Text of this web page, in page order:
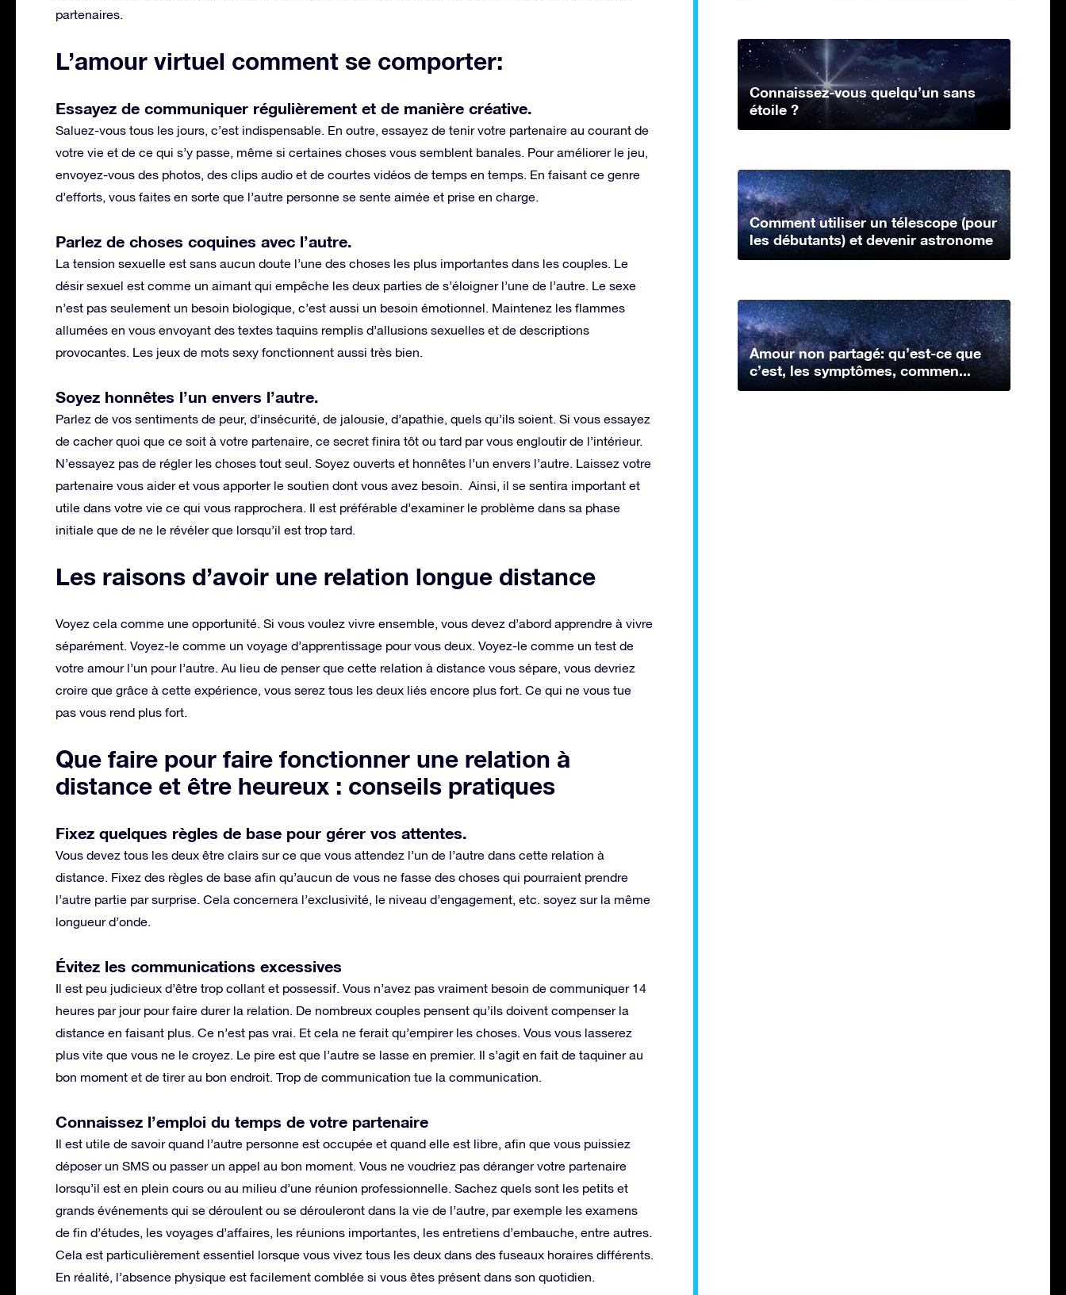
partenaires.
L’amour virtuel comment se comporter:
Essayez de communiquer régulièrement et de manière créative.
Saluez-vous tous les jours, c’est indispensable. En outre, essayez de tenir votre partenaire au courant de
votre vie et de ce qui s’y passe, même si certaines choses vous semblent banales. Pour améliorer le jeu,
envoyez-vous des photos, des clips audio et de courtes vidéos de temps en temps. En faisant ce genre
d’efforts, vous faites en sorte que l’autre personne se sente aimée et prise en charge.
Parlez de choses coquines avec l’autre.
La tension sexuelle est sans aucun doute l’une des choses les plus importantes dans les couples. Le
désir sexuel est comme un aimant qui empêche les deux parties de s’éloigner l’une de l’autre. Le sexe
n’est pas seulement un besoin biologique, c’est aussi un besoin émotionnel. Maintenez les flammes
allumées en vous envoyant des textes taquins remplis d’allusions sexuelles et de descriptions
provocantes. Les jeux de mots sexy fonctionnent aussi très bien.
Soyez honnêtes l’un envers l’autre.
Parlez de vos sentiments de peur, d’insécurité, de jalousie, d’apathie, quels qu’ils soient. Si vous essayez
de cacher quoi que ce soit à votre partenaire, ce secret finira tôt ou tard par vous engloutir de l’intérieur.
N’essayez pas de régler les choses tout seul. Soyez ouverts et honnêtes l’un envers l’autre. Laissez votre
partenaire vous aider et vous apporter le soutien dont vous avez besoin. Ainsi, il se sentira important et
utile dans votre vie ce qui vous rapprochera. Il est préférable d’examiner le problème dans sa phase
initiale que de ne le révéler que lorsqu’il est trop tard.
Les raisons d’avoir une relation longue distance
Voyez cela comme une opportunité. Si vous voulez vivre ensemble, vous devez d’abord apprendre à vivre
séparément. Voyez-le comme un voyage d’apprentissage pour vous deux. Voyez-le comme un test de
votre amour l’un pour l’autre. Au lieu de penser que cette relation à distance vous sépare, vous devriez
croire que grâce à cette expérience, vous serez tous les deux liés encore plus fort. Ce qui ne vous tue
pas vous rend plus fort.
Que faire pour faire fonctionner une relation à
distance et être heureux : conseils pratiques
Fixez quelques règles de base pour gérer vos attentes.
Vous devez tous les deux être clairs sur ce que vous attendez l’un de l’autre dans cette relation à
distance. Fixez des règles de base afin qu’aucun de vous ne fasse des choses qui pourraient prendre
l’autre partie par surprise. Cela concernera l’exclusivité, le niveau d’engagement, etc. soyez sur la même
longueur d’onde.
Évitez les communications excessives
Il est peu judicieux d’être trop collant et possessif. Vous n’avez pas vraiment besoin de communiquer 14
heures par jour pour faire durer la relation. De nombreux couples pensent qu’ils doivent compenser la
distance en faisant plus. Ce n’est pas vrai. Et cela ne ferait qu’empirer les choses. Vous vous lasserez
plus vite que vous ne le croyez. Le pire est que l’autre se lasse en premier. Il s’agit en fait de taquiner au
bon moment et de tirer au bon endroit. Trop de communication tue la communication.
Connaissez l’emploi du temps de votre partenaire
Il est utile de savoir quand l’autre personne est occupée et quand elle est libre, afin que vous puissiez
déposer un SMS ou passer un appel au bon moment. Vous ne voudriez pas déranger votre partenaire
lorsqu’il est en plein cours ou au milieu d’une réunion professionnelle. Sachez quels sont les petits et
grands événements qui se déroulent ou se dérouleront dans la vie de l’autre, par exemple les examens
de fin d’études, les voyages d’affaires, les réunions importantes, les entretiens d’embauche, entre autres.
Cela est particulièrement essentiel lorsque vous vivez tous les deux dans des fuseaux horaires différents.
En réalité, l’absence physique est facilement comblée si vous êtes présent dans son quotidien.
Connaissez-vous quelqu’un sans
étoile ?
Comment utiliser un télescope (pour
les débutants) et devenir astronome
Amour non partagé: qu’est-ce que
c’est, les symptômes, commen...